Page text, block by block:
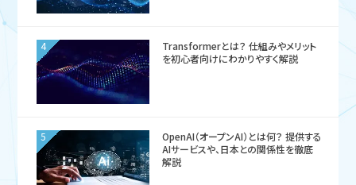
4
Transformerとは？ 仕組みやメリット
を初心者向けにわかりやすく解説
5
OpenAI（オープンAI）とは何？ 提供する
AIサービスや、日本との関係性を徹底
解説